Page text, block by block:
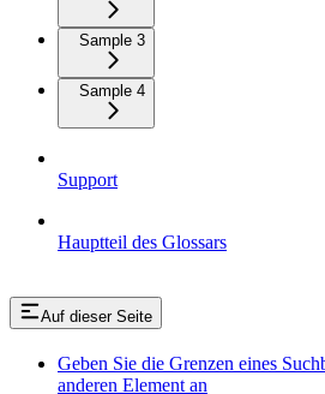
Sample 3
Sample 4
Support
Hauptteil des Glossars
Auf dieser Seite
Geben Sie die Grenzen eines
anderen Element an